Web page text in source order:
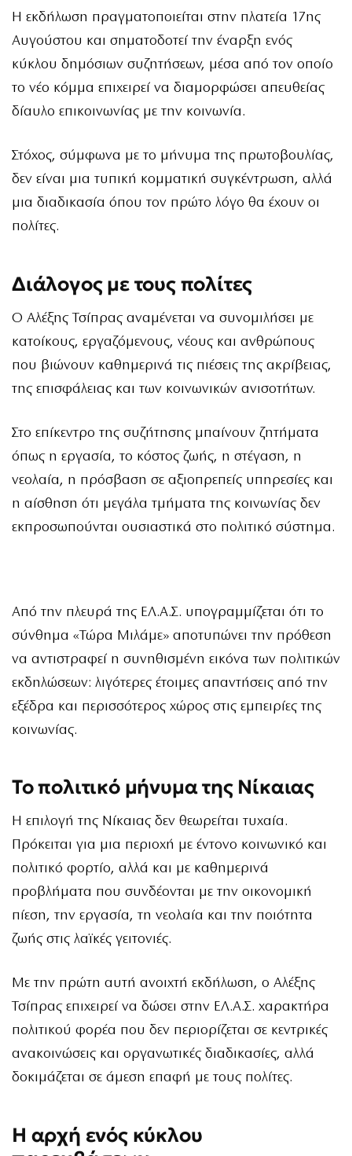
Η εκδήλωση πραγματοποιείται στην πλατεία 17ης
Αυγούστου και σηματοδοτεί την έναρξη ενός
κύκλου δημόσιων συζητήσεων, μέσα από τον οποίο
το νέο κόμμα επιχειρεί να διαμορφώσει απευθείας
δίαυλο επικοινωνίας με την κοινωνία.
Στόχος, σύμφωνα με το μήνυμα της πρωτοβουλίας,
δεν είναι μια τυπική κομματική συγκέντρωση, αλλά
μια διαδικασία όπου τον πρώτο λόγο θα έχουν οι
πολίτες.
Διάλογος με τους πολίτες
Ο Αλέξης Τσίπρας αναμένεται να συνομιλήσει με
κατοίκους, εργαζόμενους, νέους και ανθρώπους
που βιώνουν καθημερινά τις πιέσεις της ακρίβειας,
της επισφάλειας και των κοινωνικών ανισοτήτων.
Στο επίκεντρο της συζήτησης μπαίνουν ζητήματα
όπως η εργασία, το κόστος ζωής, η στέγαση, η
νεολαία, η πρόσβαση σε αξιοπρεπείς υπηρεσίες και
η αίσθηση ότι μεγάλα τμήματα της κοινωνίας δεν
εκπροσωπούνται ουσιαστικά στο πολιτικό σύστημα.
Από την πλευρά της ΕΛ.Α.Σ. υπογραμμίζεται ότι το
σύνθημα «Τώρα Μιλάμε» αποτυπώνει την πρόθεση
να αντιστραφεί η συνηθισμένη εικόνα των πολιτικών
εκδηλώσεων: λιγότερες έτοιμες απαντήσεις από την
εξέδρα και περισσότερος χώρος στις εμπειρίες της
κοινωνίας.
Το πολιτικό μήνυμα της Νίκαιας
Η επιλογή της Νίκαιας δεν θεωρείται τυχαία.
Πρόκειται για μια περιοχή με έντονο κοινωνικό και
πολιτικό φορτίο, αλλά και με καθημερινά
προβλήματα που συνδέονται με την οικονομική
πίεση, την εργασία, τη νεολαία και την ποιότητα
ζωής στις λαϊκές γειτονιές.
Με την πρώτη αυτή ανοιχτή εκδήλωση, ο Αλέξης
Τσίπρας επιχειρεί να δώσει στην ΕΛ.Α.Σ. χαρακτήρα
πολιτικού φορέα που δεν περιορίζεται σε κεντρικές
ανακοινώσεις και οργανωτικές διαδικασίες, αλλά
δοκιμάζεται σε άμεση επαφή με τους πολίτες.
Η αρχή ενός κύκλου